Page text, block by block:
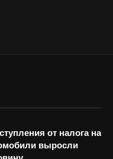
от налога на
выросли